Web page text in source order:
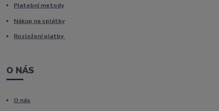
Platební metody
Nákup na splátky
Rozložení platby
O NÁS
O nás